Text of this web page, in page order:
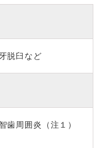
脱臼など
歯周囲炎（注１）